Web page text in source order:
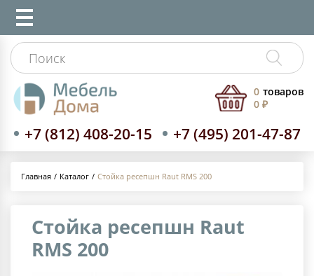
+7 (812) 408-20-15 +7 (495) 201-47-87
0 товаров
0 ₽
Главная Каталог Стойка ресепшн Raut RMS 200
Стойка ресепшн Raut
RMS 200